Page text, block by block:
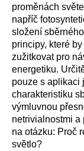
proměnách
napříč
složení
principy, které
zužitkovat pro
energetiku.
pouze s aplikaci
charakteristiku
výmluvnou
netrivialnostmi a
na otázku: Proč
světlo?